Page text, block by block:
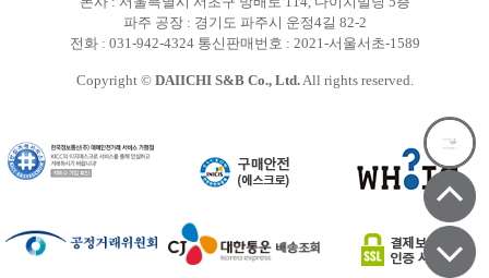
파주 공장 : 경기도 파주시 운정4길 82-2
전화 : 031-942-4324 통신판매번호 : 2021-서울서초-1589
Copyright © DAIICHI S&B Co., Ltd.All rights reserved.